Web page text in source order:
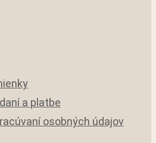
a platbe
osobných údajov